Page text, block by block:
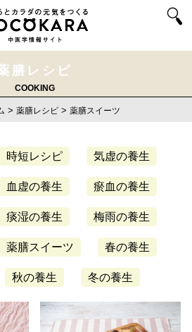
膳レシピ
COOKING
>薬膳レシピ >薬膳スイーツ
時短レシピ 気虚の養生
血虚の養生 瘀血の養生
痰湿の養生 梅雨の養生
薬膳スイーツ 春の養生
秋の養生 冬の養生